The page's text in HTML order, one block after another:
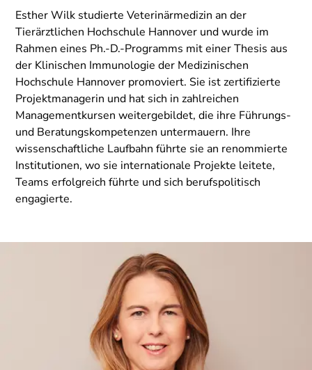
Esther Wilk studierte Veterinärmedizin an der
Tierärztlichen Hochschule Hannover und wurde im
Rahmen eines Ph.-D.-Programms mit einer Thesis aus
der Klinischen Immunologie der Medizinischen
Hochschule Hannover promoviert. Sie ist zertifizierte
Projektmanagerin und hat sich in zahlreichen
Managementkursen weitergebildet, die ihre Führungs-
und Beratungskompetenzen untermauern. Ihre
wissenschaftliche Laufbahn führte sie an renommierte
Institutionen, wo sie internationale Projekte leitete,
Teams erfolgreich führte und sich berufspolitisch
engagierte.